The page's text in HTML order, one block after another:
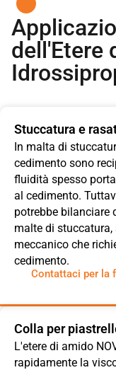
dell'Etere
Stuccatura e
In malta di
cedimento sono
fluidità spesso
al cedimento.
potrebbe bilanciare
malte di
meccanico che
cedimento.
Contattaci per la
Colla per
L'etere di amido
rapidamente la